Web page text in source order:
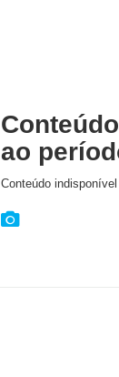
ao
Conteúdo